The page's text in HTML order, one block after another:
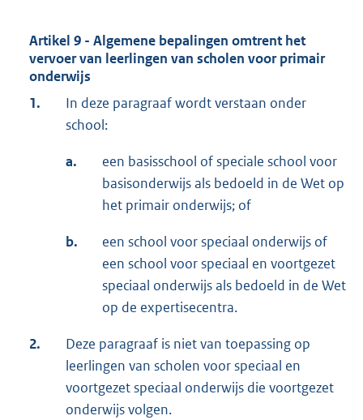
Artikel 9 - Algemene bepalingen omtrent het
vervoer van leerlingen van scholen voor primair
onderwijs
1.
In deze paragraaf wordt verstaan onder
school:
a.
een basisschool of speciale school voor
basisonderwijs als bedoeld in de Wet op
het primair onderwijs; of
b.
een school voor speciaal onderwijs of
een school voor speciaal en voortgezet
speciaal onderwijs als bedoeld in de Wet
op de expertisecentra.
2.
Deze paragraaf is niet van toepassing op
leerlingen van scholen voor speciaal en
voortgezet speciaal onderwijs die voortgezet
onderwijs volgen.